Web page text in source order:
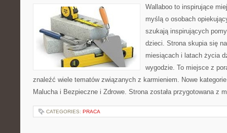
Wallaboo to inspirujące
myślą o osobach
szukają inspirujących
dzieci. Strona skupia się
miesiącach i latach życia
wygodzie. To miejsce z
znaleźć wiele tematów związanych z karmieniem. Nowe
Malucha i Bezpieczne i Zdrowe. Strona została przygotowana z
CATEGORIES: PRACA